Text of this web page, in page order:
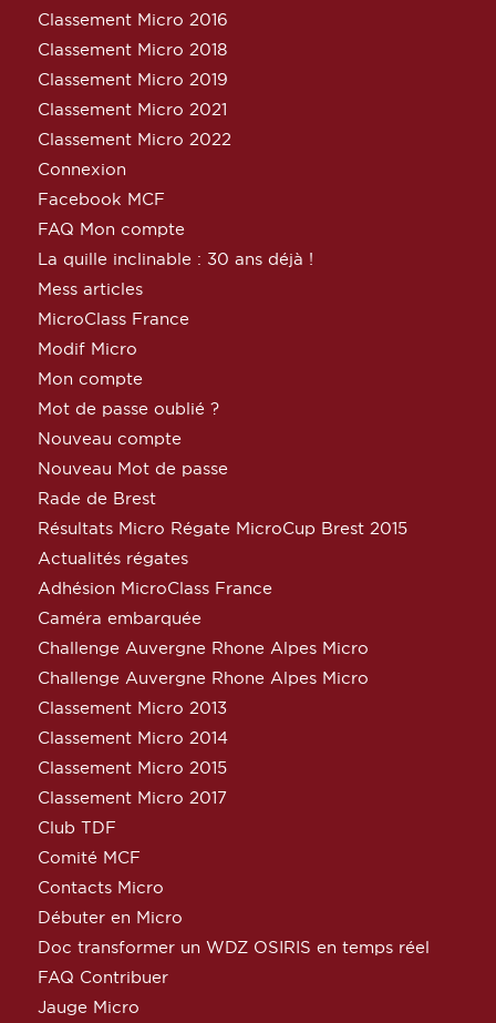
Classement Micro 2016
Classement Micro 2018
Classement Micro 2019
Classement Micro 2021
Classement Micro 2022
Connexion
Facebook MCF
FAQ Mon compte
La quille inclinable : 30 ans déjà !
Mess articles
MicroClass France
Modif Micro
Mon compte
Mot de passe oublié ?
Nouveau compte
Nouveau Mot de passe
Rade de Brest
Résultats Micro Régate MicroCup Brest 2015
Actualités régates
Adhésion MicroClass France
Caméra embarquée
Challenge Auvergne Rhone Alpes Micro
Challenge Auvergne Rhone Alpes Micro
Classement Micro 2013
Classement Micro 2014
Classement Micro 2015
Classement Micro 2017
Club TDF
Comité MCF
Contacts Micro
Débuter en Micro
Doc transformer un WDZ OSIRIS en temps réel
FAQ Contribuer
Jauge Micro